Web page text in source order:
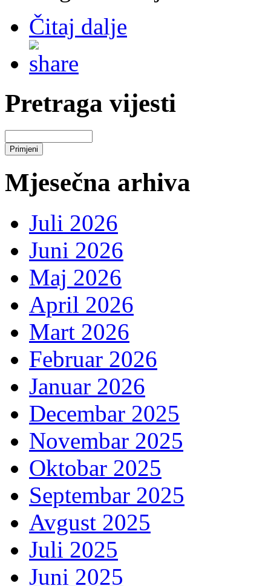
Čitaj dalje
Pretraga vijesti
Mjesečna arhiva
Juli 2026
Juni 2026
Maj 2026
April 2026
Mart 2026
Februar 2026
Januar 2026
Decembar 2025
Novembar 2025
Oktobar 2025
Septembar 2025
Avgust 2025
Juli 2025
Juni 2025